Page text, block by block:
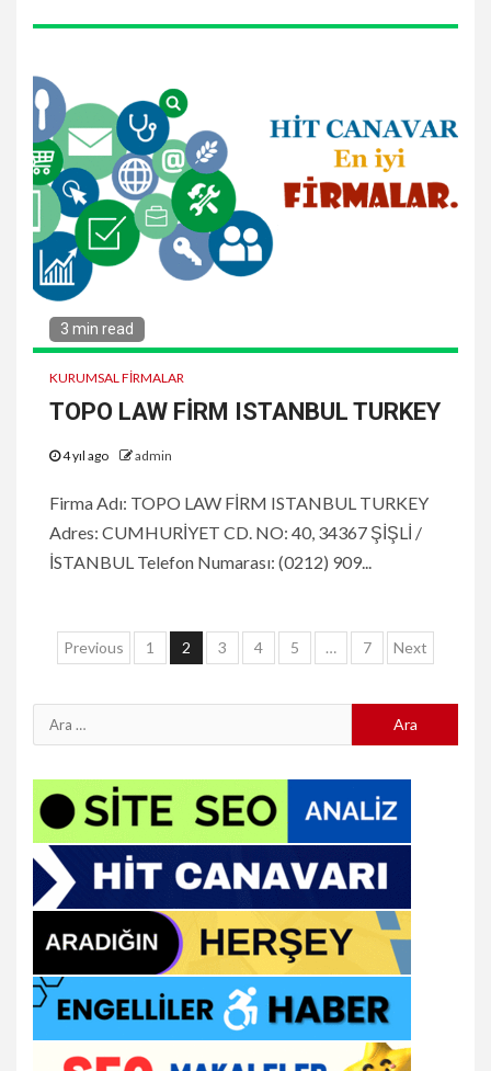
3 min read
KURUMSAL FIRMALAR
TOPO LAW FİRM ISTANBUL TURKEY
4 yıl ago admin
Firma Adı: TOPO LAW FİRM ISTANBUL TURKEY
Adres: CUMHURİYET CD. NO: 40, 34367 ŞİŞLİ /
İSTANBUL Telefon Numarası: (0212) 909...
Yazı
Previous 1 2 3 4 5 … 7 Next
Arama: